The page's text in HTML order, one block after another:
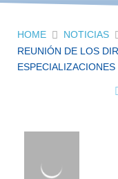
HOME
NOTICIAS
REUNIÓN DE LOS